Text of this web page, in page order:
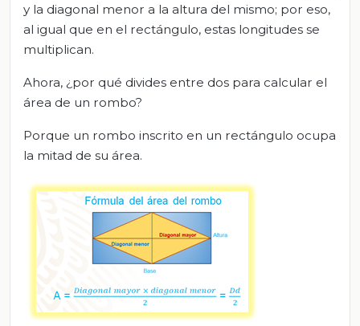
y la diagonal menor a la altura del mismo; por eso,
al igual que en el rectángulo, estas longitudes se
multiplican.
Ahora, ¿por qué divides entre dos para calcular el
área de un rombo?
Porque un rombo inscrito en un rectángulo ocupa
la mitad de su área.